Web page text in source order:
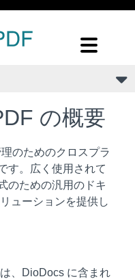
の概要
のためのクロスプラ
す。広く使用されて
のための汎用のドキ
ューションを提供し
、DioDocs に含まれ